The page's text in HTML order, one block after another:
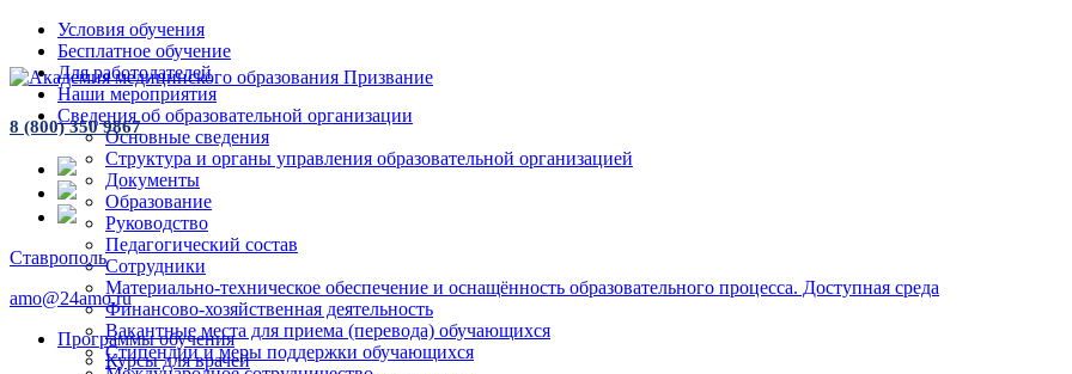
Условия обучения
Бесплатное обучение
Для работодателей
Наши мероприятия
Сведения об образовательной организации
Основные сведения
Структура и органы управления образовательной организацией
Документы
Образование
Руководство
Педагогический состав
Сотрудники
Материально-техническое обеспечение и оснащённость образовательного процесса. Доступная среда
Финансово-хозяйственная деятельность
Вакантные места для приема (перевода) обучающихся
Стипендии и меры поддержки обучающихся
8 (800) 350 9867
Ставрополь
amo@24amo.ru
Программы обучения
Курсы для врачей